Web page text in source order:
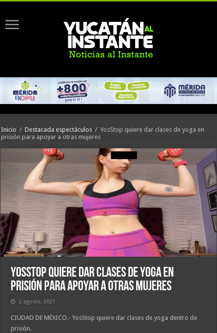
Inicio / Destacada espectáculos / YosStop quiere dar clases de yoga en
prisión para apoyar a otras mujeres
YosStop quiere dar clases de yoga en
prisión para apoyar a otras mujeres
2 agosto, 2021
CIUDAD DE MÉXICO.- YosStop quiere dar clases de yoga dentro de
prisión.